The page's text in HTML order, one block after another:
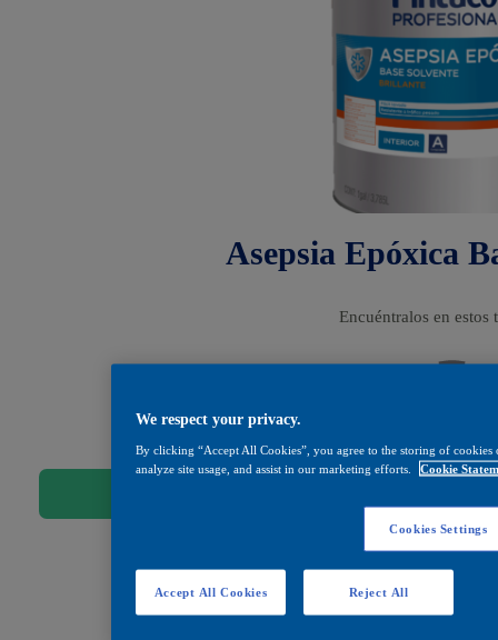
Asepsia Epóxica
Encuéntralos en estos
We respect your privacy.
By clicking “Accept All Cookies”, you agree to the storing of
analyze site usage, and assist in our marketing efforts.
Cookie
Cookies Settings
Reject All
Accept All Cookies